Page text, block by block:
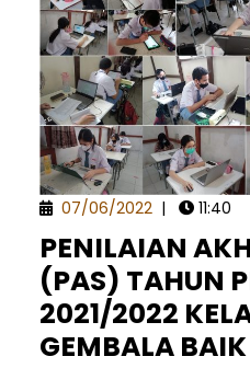
07/06/2022 | 11:40
PENILAIAN
(PAS) TAHUN
2021/2022
GEMBALA BAIK